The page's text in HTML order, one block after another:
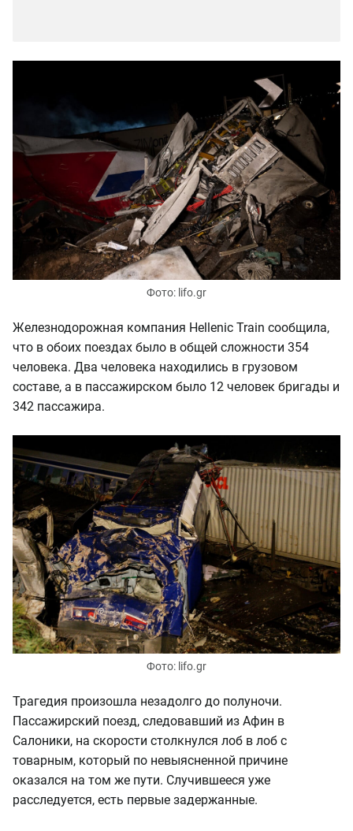
Фото: lifo.gr
Железнодорожная компания Hellenic Train сообщила,
что в обоих поездах было в общей сложности 354
человека. Два человека находились в грузовом
составе, а в пассажирском было 12 человек бригады и
342 пассажира.
Фото: lifo.gr
Трагедия произошла незадолго до полуночи.
Пассажирский поезд, следовавший из Афин в
Салоники, на скорости столкнулся лоб в лоб с
товарным, который по невыясненной причине
оказался на том же пути. Случившееся уже
расследуется, есть первые задержанные.